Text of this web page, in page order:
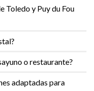
Toledo y Puy du Fou
o restaurante?
adaptadas para